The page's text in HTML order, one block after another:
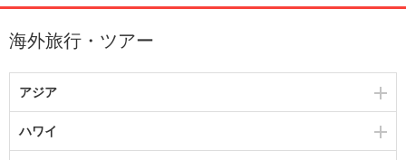
海外旅行・ツアー
アジア
ハワイ